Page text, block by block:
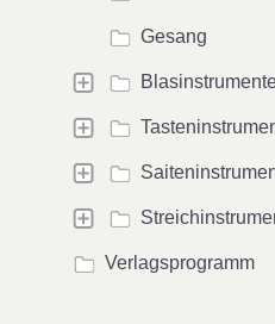
Gesang
Verlagsprogramm